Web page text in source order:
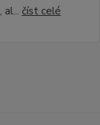
číst celé